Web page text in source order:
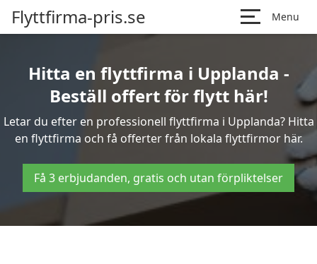
Flyttfirma-pris.se Menu
Hitta en flyttfirma i Upplanda -
Beställ offert för flytt här!
Letar du efter en professionell flyttfirma i Upplanda? Hitta
en flyttfirma och få offerter från lokala flyttfirmor här.
Få 3 erbjudanden, gratis och utan förpliktelser